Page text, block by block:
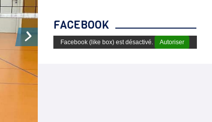
FACEBOOK
Facebook (like box) est désactivé. Autoriser